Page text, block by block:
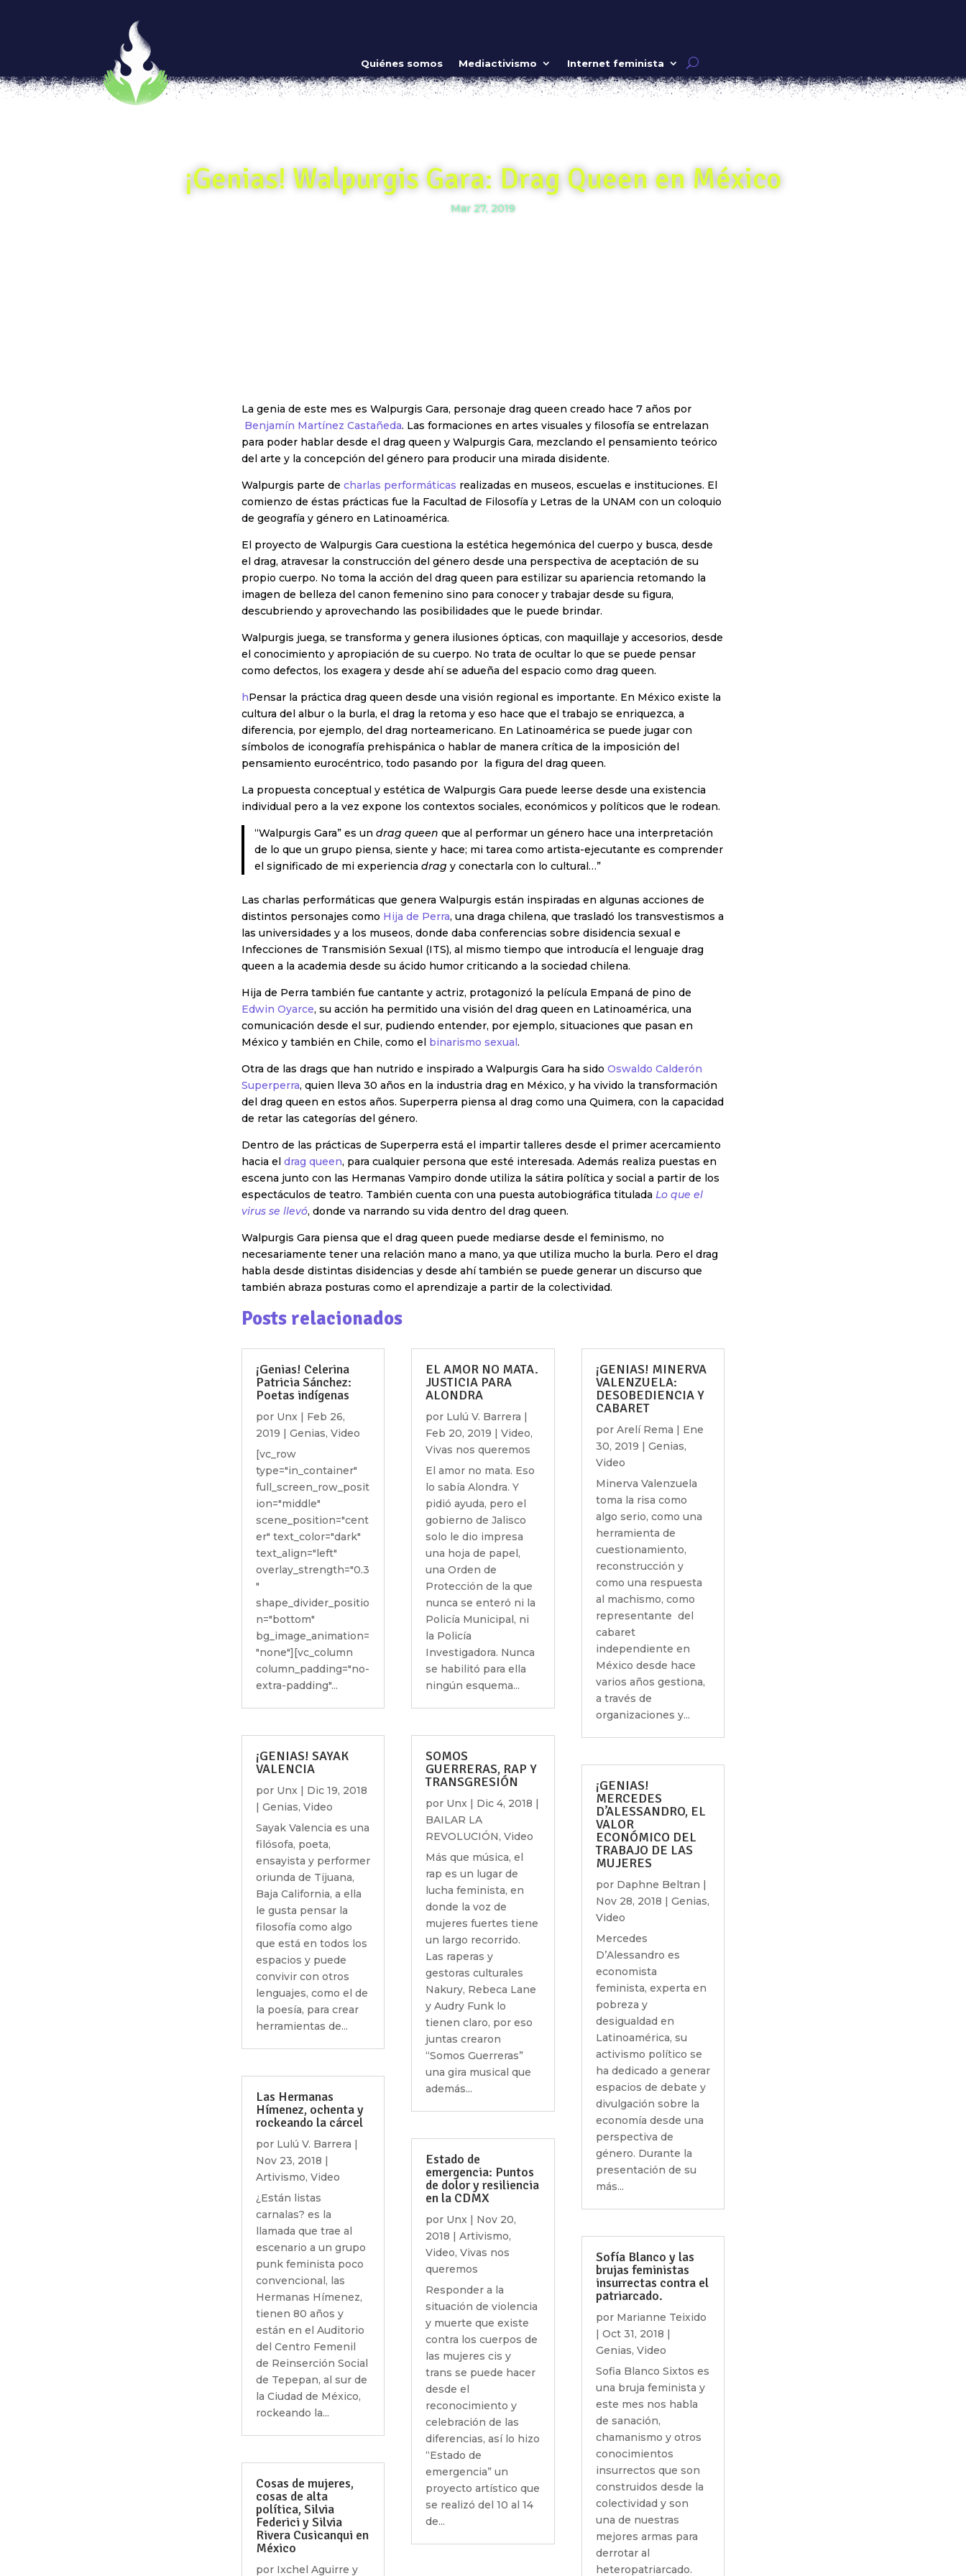
Quiénes somos Mediactivismo Internet feminista
¡Genias! Walpurgis Gara: Drag Queen en México
Mar 27, 2019
La genia de este mes es Walpurgis Gara, personaje drag queen creado hace 7 años por
Benjamín Martínez Castañeda. Las formaciones en artes visuales y filosofía se entrelazan
para poder hablar desde el drag queen y Walpurgis Gara, mezclando el pensamiento teórico
del arte y la concepción del género para producir una mirada disidente.
Walpurgis parte de charlas performáticas realizadas en museos, escuelas e instituciones. El
comienzo de éstas prácticas fue la Facultad de Filosofía y Letras de la UNAM con un coloquio
de geografía y género en Latinoamérica.
El proyecto de Walpurgis Gara cuestiona la estética hegemónica del cuerpo y busca, desde
el drag, atravesar la construcción del género desde una perspectiva de aceptación de su
propio cuerpo. No toma la acción del drag queen para estilizar su apariencia retomando la
imagen de belleza del canon femenino sino para conocer y trabajar desde su figura,
descubriendo y aprovechando las posibilidades que le puede brindar.
Walpurgis juega, se transforma y genera ilusiones ópticas, con maquillaje y accesorios, desde
el conocimiento y apropiación de su cuerpo. No trata de ocultar lo que se puede pensar
como defectos, los exagera y desde ahí se adueña del espacio como drag queen.
hPensar la práctica drag queen desde una visión regional es importante. En México existe la
cultura del albur o la burla, el drag la retoma y eso hace que el trabajo se enriquezca, a
diferencia, por ejemplo, del drag norteamericano. En Latinoamérica se puede jugar con
símbolos de iconografía prehispánica o hablar de manera crítica de la imposición del
pensamiento eurocéntrico, todo pasando por la figura del drag queen.
La propuesta conceptual y estética de Walpurgis Gara puede leerse desde una existencia
individual pero a la vez expone los contextos sociales, económicos y políticos que le rodean.
“Walpurgis Gara” es un drag queen que al performar un género hace una interpretación
de lo que un grupo piensa, siente y hace; mi tarea como artista-ejecutante es comprender
el significado de mi experiencia drag y conectarla con lo cultural…”
Las charlas performáticas que genera Walpurgis están inspiradas en algunas acciones de
distintos personajes como Hija de Perra, una draga chilena, que trasladó los transvestismos a
las universidades y a los museos, donde daba conferencias sobre disidencia sexual e
Infecciones de Transmisión Sexual (ITS), al mismo tiempo que introducía el lenguaje drag
queen a la academia desde su ácido humor criticando a la sociedad chilena.
Hija de Perra también fue cantante y actriz, protagonizó la película Empaná de pino de
Edwin Oyarce, su acción ha permitido una visión del drag queen en Latinoamérica, una
comunicación desde el sur, pudiendo entender, por ejemplo, situaciones que pasan en
México y también en Chile, como el binarismo sexual .
Otra de las drags que han nutrido e inspirado a Walpurgis Gara ha sido Oswaldo Calderón
Superperra, quien lleva 30 años en la industria drag en México, y ha vivido la transformación
del drag queen en estos años. Superperra piensa al drag como una Quimera, con la capacidad
de retar las categorías del género.
Dentro de las prácticas de Superperra está el impartir talleres desde el primer acercamiento
hacia el drag queen, para cualquier persona que esté interesada. Además realiza puestas en
escena junto con las Hermanas Vampiro donde utiliza la sátira política y social a partir de los
espectáculos de teatro. También cuenta con una puesta autobiográfica titulada Lo que el
virus se llevó, donde va narrando su vida dentro del drag queen.
Walpurgis Gara piensa que el drag queen puede mediarse desde el feminismo, no
necesariamente tener una relación mano a mano, ya que utiliza mucho la burla. Pero el drag
habla desde distintas disidencias y desde ahí también se puede generar un discurso que
también abraza posturas como el aprendizaje a partir de la colectividad.
Posts relacionados
¡Genias! Celerina
Patricia Sánchez:
Poetas indígenas
por Unx
Feb 26,
2019
Genias, Video
[vc_row
type="in_container"
full_screen_row_posit
ion="middle"
scene_position="cent
er" text_color="dark"
text_align="left"
overlay_strength="0.3
"
shape_divider_positio
n="bottom"
bg_image_animation=
"none"][vc_column
column_padding="no-
extra-padding"...
¡GENIAS! SAYAK
VALENCIA
por Unx
Dic 19, 2018
Genias, Video
Sayak Valencia es una
filósofa, poeta,
ensayista y performer
oriunda de Tijuana,
Baja California, a ella
le gusta pensar la
filosofía como algo
que está en todos los
espacios y puede
convivir con otros
lenguajes, como el de
la poesía, para crear
herramientas de...
Las Hermanas
Hímenez, ochenta y
rockeando la cárcel
por Lulú V. Barrera |
Nov 23, 2018 |
Artivismo, Video
¿Están listas
carnalas? es la
llamada que trae al
escenario a un grupo
punk feminista poco
convencional, las
Hermanas Hímenez,
tienen 80 años y
están en el Auditorio
del Centro Femenil
de Reinserción Social
de Tepepan, al sur de
la Ciudad de México,
rockeando la...
Cosas de mujeres,
cosas de alta
política, Silvia
Federici y Silvia
Rivera Cusicanqui en
México
por Ixchel Aguirre y
EL AMOR NO MATA.
JUSTICIA PARA
ALONDRA
por Lulú V. Barrera
Feb 20, 2019 |Video,
Vivas nos queremos
El amor no mata. Eso
lo sabía Alondra. Y
pidió ayuda, pero el
gobierno de Jalisco
solo le dio impresa
una hoja de papel,
una Orden de
Protección de la que
nunca se enteró ni la
Policía Municipal, ni
la Policía
Investigadora. Nunca
se habilitó para ella
ningún esquema...
SOMOS
GUERRERAS, RAP Y
TRANSGRESIÓN
por Unx Dic 4, 2018
BAILAR LA
REVOLUCIÓN,Video
Más que música, el
rap es un lugar de
lucha feminista, en
donde la voz de
mujeres fuertes tiene
un largo recorrido.
Las raperas y
gestoras culturales
Nakury, Rebeca Lane
y Audry Funk lo
tienen claro, por eso
juntas crearon
“Somos Guerreras”
una gira musical que
además...
Estado de
emergencia: Puntos
de dolor y resiliencia
en la CDMX
por Unx | Nov 20,
2018 |Artivismo,
Video,Vivas nos
queremos
Responder a la
situación de violencia
y muerte que existe
contra los cuerpos de
las mujeres cis y
trans se puede hacer
desde el
reconocimiento y
celebración de las
diferencias, así lo hizo
“Estado de
emergencia” un
proyecto artístico que
se realizó del 10 al 14
de...
¡GENIAS! MINERVA
VALENZUELA:
DESOBEDIENCIA Y
CABARET
por Arelí Rema
Ene
30, 2019
Genias,
Video
Minerva Valenzuela
toma la risa como
algo serio, como una
herramienta de
cuestionamiento,
reconstrucción y
como una respuesta
al machismo, como
representante del
cabaret
independiente en
México desde hace
varios años gestiona,
a través de
organizaciones y...
¡GENIAS!
MERCEDES
D’ALESSANDRO, EL
VALOR
ECONÓMICO DEL
TRABAJO DE LAS
MUJERES
por Daphne Beltran
Nov 28, 2018
Genias,
Video
Mercedes
D’Alessandro es
economista
feminista, experta en
pobreza y
desigualdad en
Latinoamérica, su
activismo político se
ha dedicado a generar
espacios de debate y
divulgación sobre la
economía desde una
perspectiva de
género. Durante la
presentación de su
más...
Sofía Blanco y las
brujas feministas
insurrectas contra el
patriarcado.
por Marianne Teixido
| Oct 31, 2018 |
Genias, Video
Sofia Blanco Sixtos es
una bruja feminista y
este mes nos habla
de sanación,
chamanismo y otros
conocimientos
insurrectos que son
construidos desde la
colectividad y son
una de nuestras
mejores armas para
derrotar al
heteropatriarcado.